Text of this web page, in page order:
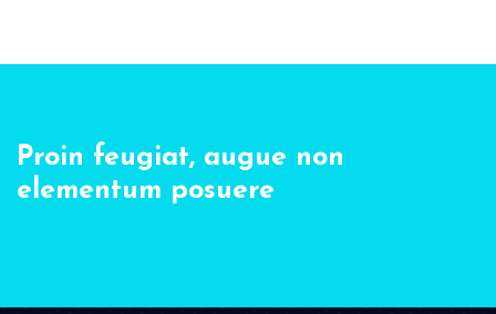
Proin feugiat, augue non
elementum posuere